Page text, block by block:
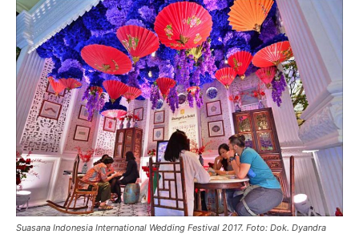
Suasana Indonesia International Wedding Festival 2017. Foto: Dok. Dyandra